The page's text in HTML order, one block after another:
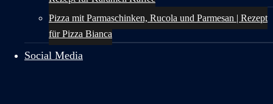
Pizza mit Parmaschinken, Rucola und Parmesan | Rezept
für Pizza Bianca
Social Media